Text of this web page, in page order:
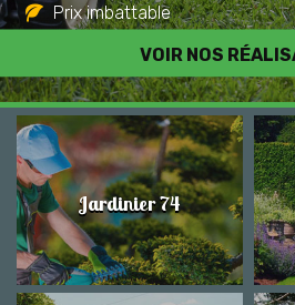
VOIR NOS
Prix imbattable
Travail de qualité
Jardinier 74